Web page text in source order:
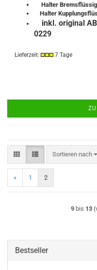
Halter
Halter
inkl. original
0229
Lieferzeit: 7 Tage
Sortieren nach
Sortieren nach
« 1 2
9 bis 13
Bestseller